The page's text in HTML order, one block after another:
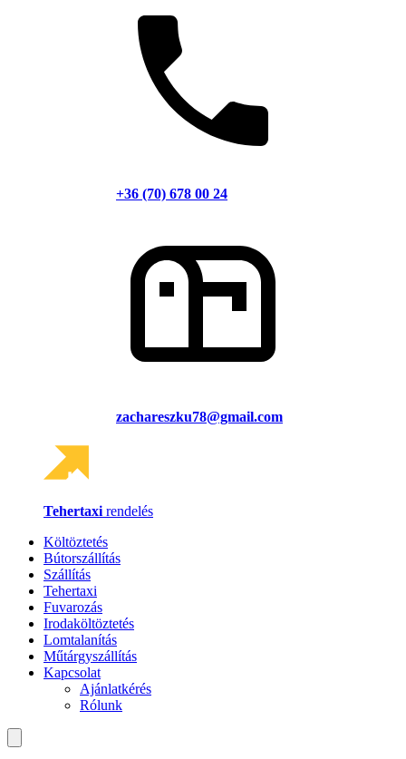
+36 (70) 678 00 24
zachareszku78@gmail.com
Tehertaxi rendelés
Költöztetés
Bútorszállítás
Szállítás
Tehertaxi
Fuvarozás
Irodaköltöztetés
Lomtalanítás
Műtárgyszállítás
Kapcsolat
Ajánlatkérés
Rólunk